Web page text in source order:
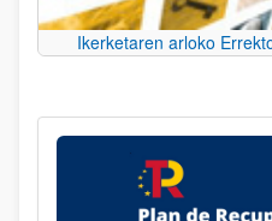
Ikerketaren arloko